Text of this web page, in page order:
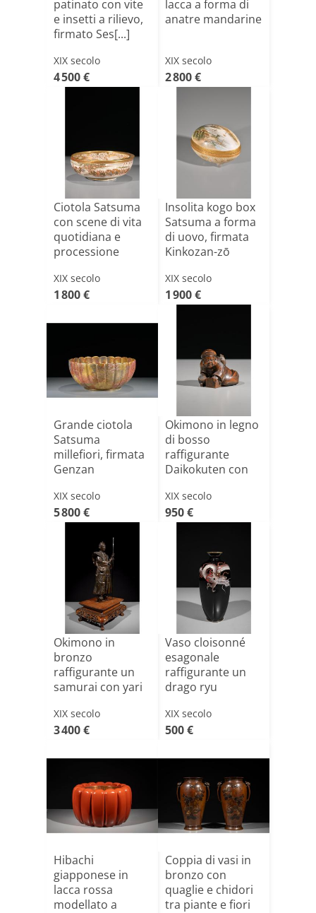
patinato con vite
e insetti a rilievo,
firmato Ses[...]
XIX secolo
4 500 €
lacca a forma di
anatre mandarine
XIX secolo
2 800 €
Ciotola Satsuma
con scene di vita
quotidiana e
processione
XIX secolo
1 800 €
Insolita kogo box
Satsuma a forma
di uovo, firmata
Kinkozan-zō
XIX secolo
1 900 €
Grande ciotola
Satsuma
millefiori, firmata
Genzan
XIX secolo
5 800 €
Okimono in legno
di bosso
raffigurante
Daikokuten con
XIX secolo
950 €
Okimono in
bronzo
raffigurante un
samurai con yari
XIX secolo
3 400 €
Vaso cloisonné
esagonale
raffigurante un
drago ryu
XIX secolo
500 €
Hibachi
giapponese in
lacca rossa
modellato a
Coppia di vasi in
bronzo con
quaglie e chidori
tra piante e fiori